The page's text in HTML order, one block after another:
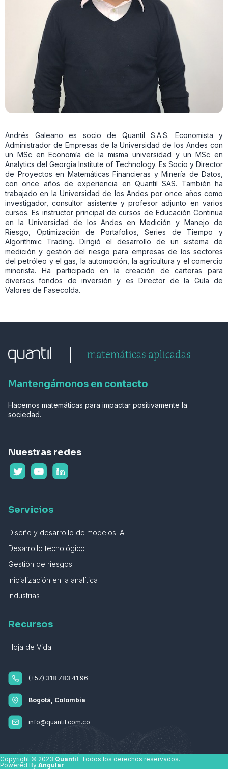
Andrés Galeano es socio de Quantil S.A.S. Economista y
Administrador de Empresas de la Universidad de los Andes con
un MSc en Economía de la misma universidad y un MSc en
Analytics del Georgia Institute of Technology. Es Socio y Director
de Proyectos en Matemáticas Financieras y Minería de Datos,
con once años de experiencia en Quantil SAS. También ha
trabajado en la Universidad de los Andes por once años como
investigador, consultor asistente y profesor adjunto en varios
cursos. Es instructor principal de cursos de Educación Continua
en la Universidad de los Andes en Medición y Manejo de
Riesgo, Optimización de Portafolios, Series de Tiempo y
Algorithmic Trading. Dirigió el desarrollo de un sistema de
medición y gestión del riesgo para empresas de los sectores
del petróleo y el gas, la automoción, la agricultura y el comercio
minorista. Ha participado en la creación de carteras para
diversos fondos de inversión y es Director de la Guía de
Valores de Fasecolda.
Mantengámonos en contacto
Hacemos matemáticas para impactar positivamente la
sociedad.
Nuestras redes
Servicios
Diseño y desarrollo de modelos IA
Desarrollo tecnológico
Gestión de riesgos
Inicialización en la analítica
Industrias
Recursos
Hoja de Vida
(+57) 318 783 41 96
Bogotá, Colombia
info@quantil.com.co
Copyright © 2023 Quantil. Todos los derechos reservados.
Powered By Angular